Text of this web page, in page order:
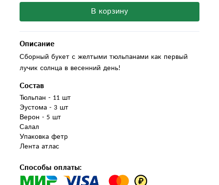
В корзину
Описание
Сборный букет с желтыми тюльпанами как первый
лучик солнца в весенний день!
Состав
Тюльпан - 11 шт
Эустома - 3 шт
Верон - 5 шт
Салал
Упаковка фетр
Лента атлас
Способы оплаты: